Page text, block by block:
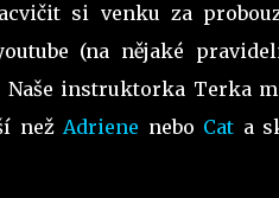
si venku za
(na nějaké
instruktorka Terka
nežAdriene nebo Cat a